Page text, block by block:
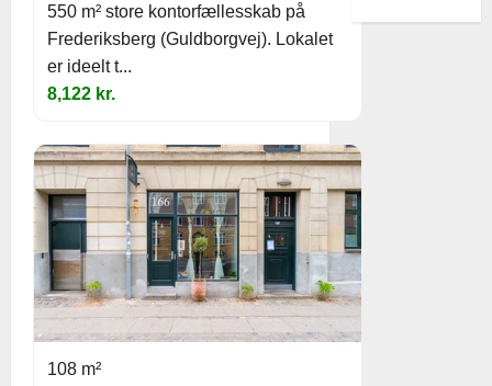
550 m² store kontorfællesskab på
Frederiksberg (Guldborgvej). Lokalet
er ideelt t...
8,122 kr.
108 m²